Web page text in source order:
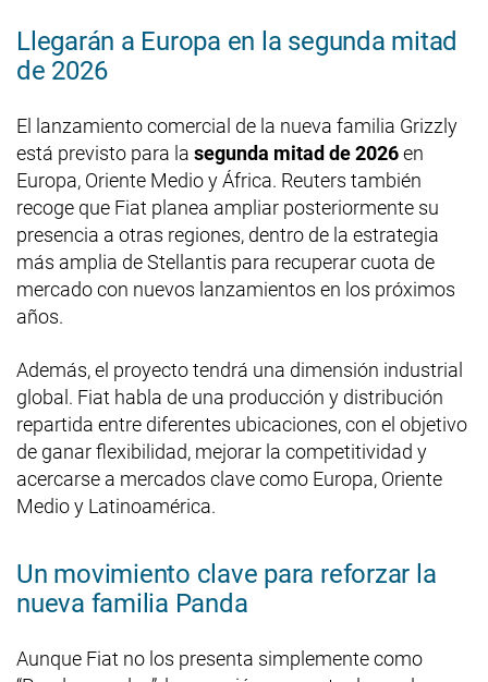
Llegarán a Europa en la segunda mitad
de 2026
El lanzamiento comercial de la nueva familia Grizzly
está previsto para la segunda mitad de 2026en
Europa, Oriente Medio y África. Reuters también
recoge que Fiat planea ampliar posteriormente su
presencia a otras regiones, dentro de la estrategia
más amplia de Stellantis para recuperar cuota de
mercado con nuevos lanzamientos en los próximos
años.
Además, el proyecto tendrá una dimensión industrial
global. Fiat habla de una producción y distribución
repartida entre diferentes ubicaciones, con el objetivo
de ganar flexibilidad, mejorar la competitividad y
acercarse a mercados clave como Europa, Oriente
Medio y Latinoamérica.
Un movimiento clave para reforzar la
nueva familia Panda
Aunque Fiat no los presenta simplemente como